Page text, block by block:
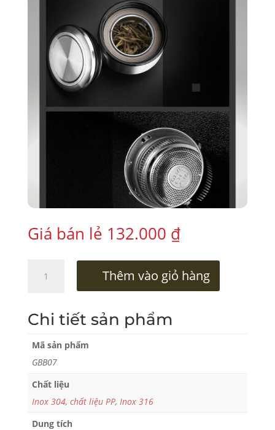
Giá bán lẻ 132.000 ₫
số
lượng
Thêm vào giỏ hàng
Chi tiết sản phẩm
Mã sản phẩm
GBB07
Chất liệu
Inox 304, chất liệu PP, Inox 316
Dung tích